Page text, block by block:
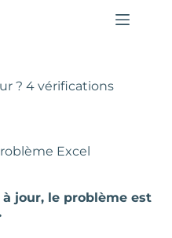
? 4 vérifications
Excel
jour, le problème est